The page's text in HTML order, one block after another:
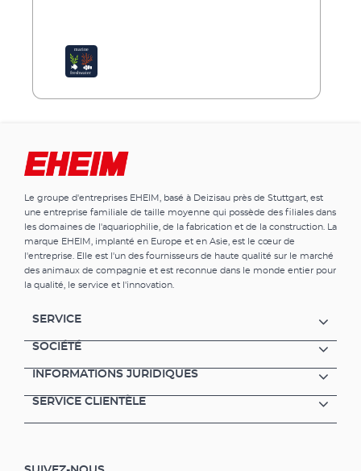
Le groupe d'entreprises EHEIM, basé à Deizisau près de Stuttgart, est
une entreprise familiale de taille moyenne qui possède des filiales dans
les domaines de l'aquariophilie, de la fabrication et de la construction. La
marque EHEIM, implanté en Europe et en Asie, est le cœur de
l'entreprise. Elle est l'un des fournisseurs de haute qualité sur le marché
des animaux de compagnie et est reconnue dans le monde entier pour
la qualité, le service et l'innovation.
SERVICE
SOCIÉTÉ
INFORMATIONS JURIDIQUES
SERVICE CLIENTÈLE